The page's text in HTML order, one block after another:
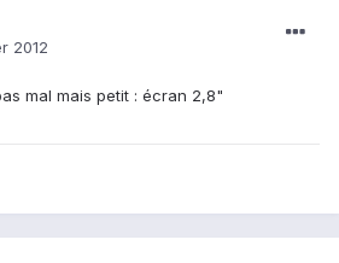
2012
mal mais petit : écran 2,8"